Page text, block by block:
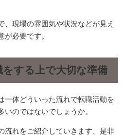
、現場の雰囲気や状況などが見え
が必要です。
する上で大切な準備
一体どういった流れで転職活動を
のではないでしょうか。
流れをご紹介していきます、是非